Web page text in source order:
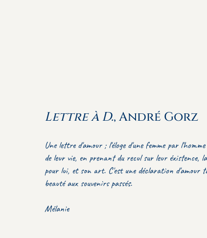
Lettre à D., André Gorz
Une lettre d'amour ; l'éloge d'une femme par
de leur vie, en prenant du recul sur leur éxistence,
pour lui, et son art. C'est une déclaration d'amour
beauté aux souvenirs passés.
Mélanie